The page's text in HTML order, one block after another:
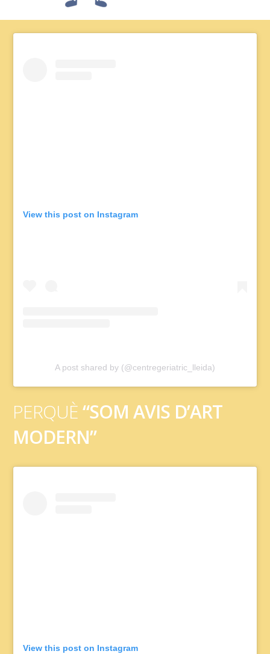
View this post on Instagram
A post shared by (@centregeriatric_lleida)
PERQUÈ“SOM AVIS D’ART
MODERN”
View this post on Instagram